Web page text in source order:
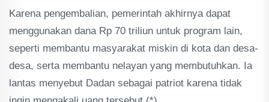
Karena pengembalian, pemerintah akhirnya dapat
menggunakan dana Rp 70 triliun untuk program lain,
seperti membantu masyarakat miskin di kota dan desa-
desa, serta membantu nelayan yang membutuhkan. Ia
lantas menyebut Dadan sebagai patriot karena tidak